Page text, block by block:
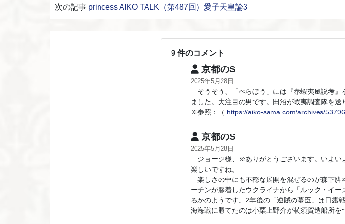
次の記事 princess AIKO TALK（第487回）愛子天皇論3
9 件のコメント
京都のS
2025年5月28日
そうそう、「べらぼう」には『赤蝦夷風説考』
ました。大注目の男です。田沼が蝦夷調査隊を送
※参照：（ https://aiko-sama.com/archives/53796
京都のS
2025年5月28日
ジョージ様、※ありがとうございます。いよい
楽しいですね。
楽しさの中にも不穏な展開を混ぜるのが森下脚
ーチンが膠着したウクライナから「ルック・イ
るかのようです。2年後の「逆賊の幕臣」は日露
海海戦に勝てたのは小栗上野介が横須賀造船所を